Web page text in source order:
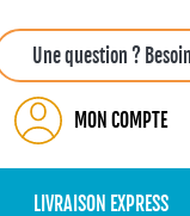
Une question ?
MON COMPTE
LIVRAISON EXPRESS